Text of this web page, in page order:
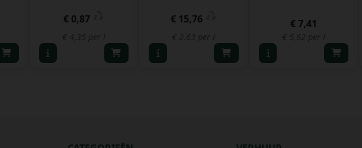
€ 0,87
€ 4,35 per l
€ 15,76
€ 2,63 per l
€ 7,41
€ 5,62 per l